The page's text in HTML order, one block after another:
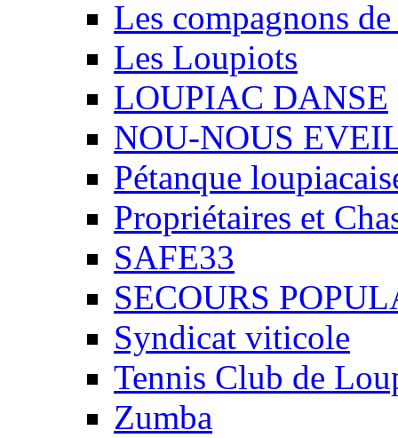
Les compagnons
Les Loupiots
LOUPIAC DANSE
NOU-NOUS
Pétanque
Propriétaires et
SAFE33
SECOURS
Syndicat viticole
Tennis Club de
Zumba